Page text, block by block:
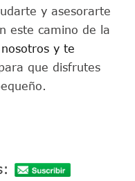
y asesorarte
este camino de la
y te
que disfrutes